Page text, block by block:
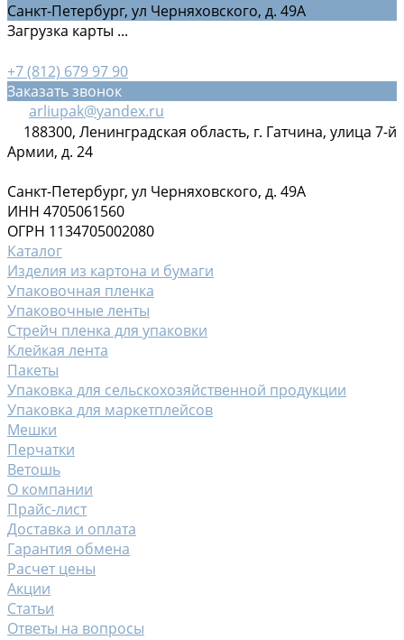
Санкт-Петербург, ул Черняховского, д. 49А
Загрузка карты ...
+7 (812) 679 97 90
Заказать звонок
arliupak@yandex.ru
188300, Ленинградская область, г. Гатчина, улица 7-й
Армии, д. 24
Санкт-Петербург, ул Черняховского, д. 49А
ИНН 4705061560
ОГРН 1134705002080
Каталог
Изделия из картона и бумаги
Упаковочная пленка
Упаковочные ленты
Стрейч пленка для упаковки
Клейкая лента
Пакеты
Упаковка для сельскохозяйственной продукции
Упаковка для маркетплейсов
Мешки
Перчатки
Ветошь
О компании
Прайс-лист
Доставка и оплата
Гарантия обмена
Расчет цены
Акции
Статьи
Ответы на вопросы